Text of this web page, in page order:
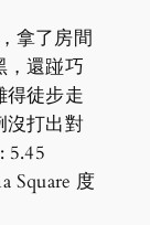
拿了房間
，還踫巧
得徒步走
沒打出對
5.45
Square 度